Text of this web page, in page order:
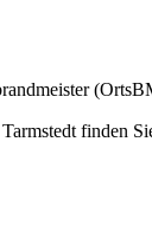
finden